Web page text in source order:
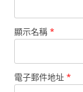
顯示名稱 *
電子郵件地址 *